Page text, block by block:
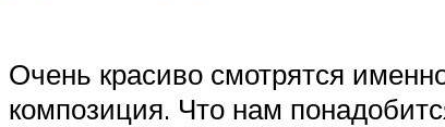
Очень красиво смотрятся
композиция. Что нам